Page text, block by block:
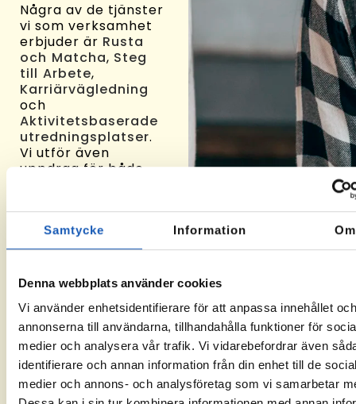
Samtycke Information Om
Denna webbplats använder cookies
Vi använder enhetsidentifierare för att anpassa innehållet och
annonserna till användarna, tillhandahålla funktioner för
medier och analysera vår trafik. Vi vidarebefordrar även
identifierare och annan information från din enhet till de
medier och annons- och analysföretag som vi samarbetar
Några av de tjänster
vi som verksamhet
erbjuder är Rusta
och Matcha, Steg
till Arbete,
Karriärvägledning
och
Aktivitetsbaserade
utredningsplatser.
Vi utför även
uppdrag för både
och olika
försäkringsbolag.
Vill du veta mer om
bor? Kontakta
ansvarig på din ort –
eller besök oss
gärna på något av
våra kontor, så
berättar vi mer på
plats.